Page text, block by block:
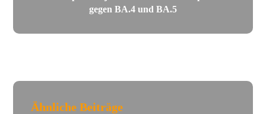
gegen BA.4 und BA.5
Ähnliche Beiträge